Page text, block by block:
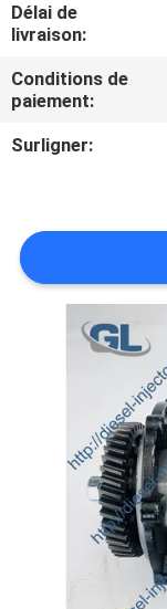
DE
L'USINE
CONTRÔLE
QUALITÉ
DEMANDEZ
PLAN
Délai de
livraison:
Conditions de
paiement:
Surligner: